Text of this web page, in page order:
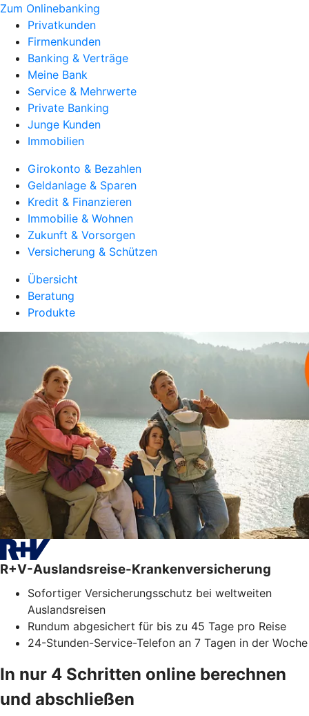
Zum Onlinebanking
Privatkunden
Firmenkunden
Banking & Verträge
Meine Bank
Service & Mehrwerte
Private Banking
Junge Kunden
Immobilien
Girokonto & Bezahlen
Geldanlage & Sparen
Kredit & Finanzieren
Immobilie & Wohnen
Zukunft & Vorsorgen
Versicherung & Schützen
Übersicht
Beratung
Produkte
R+V-Auslandsreise-Krankenversicherung
Sofortiger Versicherungsschutz bei weltweiten
Auslandsreisen
Rundum abgesichert für bis zu 45 Tage pro Reise
24-Stunden-Service-Telefon an 7 Tagen in der Woche
In nur 4 Schritten online berechnen
und abschließen